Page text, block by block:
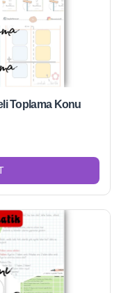
Toplama Konu